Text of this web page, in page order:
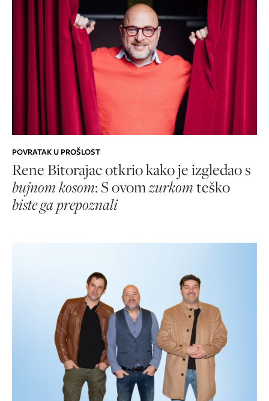
POVRATAK U PROŠLOST
Rene Bitorajac otkrio kako je izgledao s
bujnom kosom: S ovomzurkomteško
biste ga prepoznali